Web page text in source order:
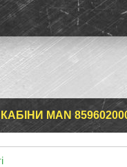
MAN